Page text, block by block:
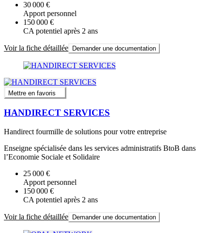
30 000 €
Apport personnel
150 000 €
CA potentiel après 2 ans
Voir la fiche détaillée Demander une documentation
Mettre en favoris
HANDIRECT SERVICES
Handirect fourmille de solutions pour votre entreprise
Enseigne spécialisée dans les services administratifs BtoB dans
l’Economie Sociale et Solidaire
25 000 €
Apport personnel
150 000 €
CA potentiel après 2 ans
Voir la fiche détaillée Demander une documentation